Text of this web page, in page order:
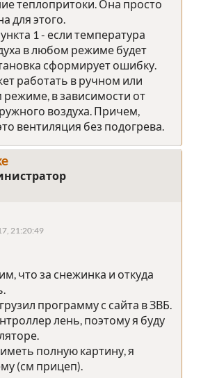
теплопритоки. Она просто
для этого.
1 - если температура
в любом режиме будет
сформирует ошибку.
работать в ручном или
в зависимости от
воздуха. Причем,
вентиляция без подогрева.
21:20:49
что за снежинка и откуда
программу с сайта в ЗВБ.
лень, поэтому я буду
полную картину, я
(см прицеп).